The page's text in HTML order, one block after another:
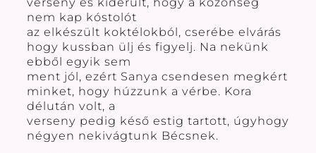
nem kap kóstolót
az elkészült koktélokból, cserébe elvárás
hogy kussban ülj és figyelj. Na nekünk
ebből egyik sem
ment jól, ezért Sanya csendesen megkért
minket, hogy húzzunk a vérbe. Kora
délután volt, a
verseny pedig késő estig tartott, úgyhogy
négyen nekivágtunk Bécsnek.